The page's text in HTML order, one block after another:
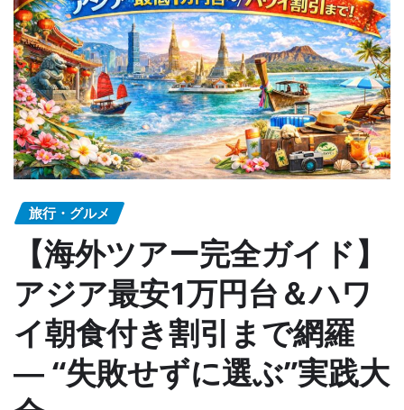
旅行・グルメ
【海外ツアー完全ガイド】
アジア最安1万円台＆ハワ
イ朝食付き割引まで網羅
― “失敗せずに選ぶ”実践大